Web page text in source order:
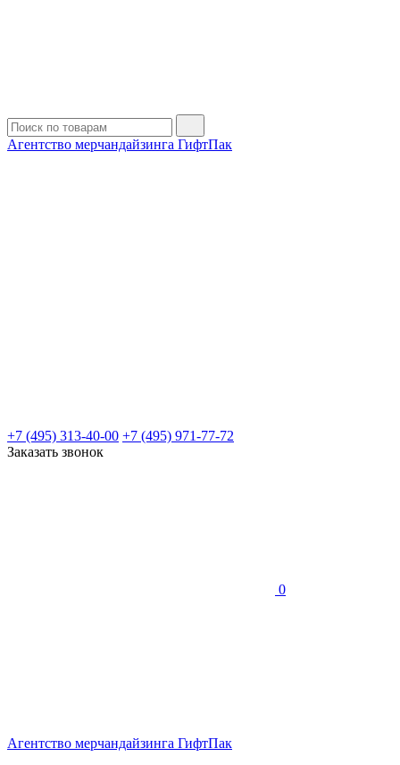
Агентство мерчандайзинга ГифтПак
+7 (495) 313-40-00 +7 (495) 971-77-72
Заказать звонок
0
Агентство мерчандайзинга ГифтПак